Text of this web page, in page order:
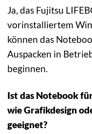
Ja, das Fujitsu
vorinstalliertem
können das
Auspacken in
beginnen.
Ist das Notebook
wie Grafikdesign
geeignet?